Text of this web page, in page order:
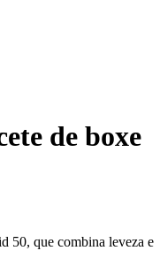
de boxe
50, que combina leveza e